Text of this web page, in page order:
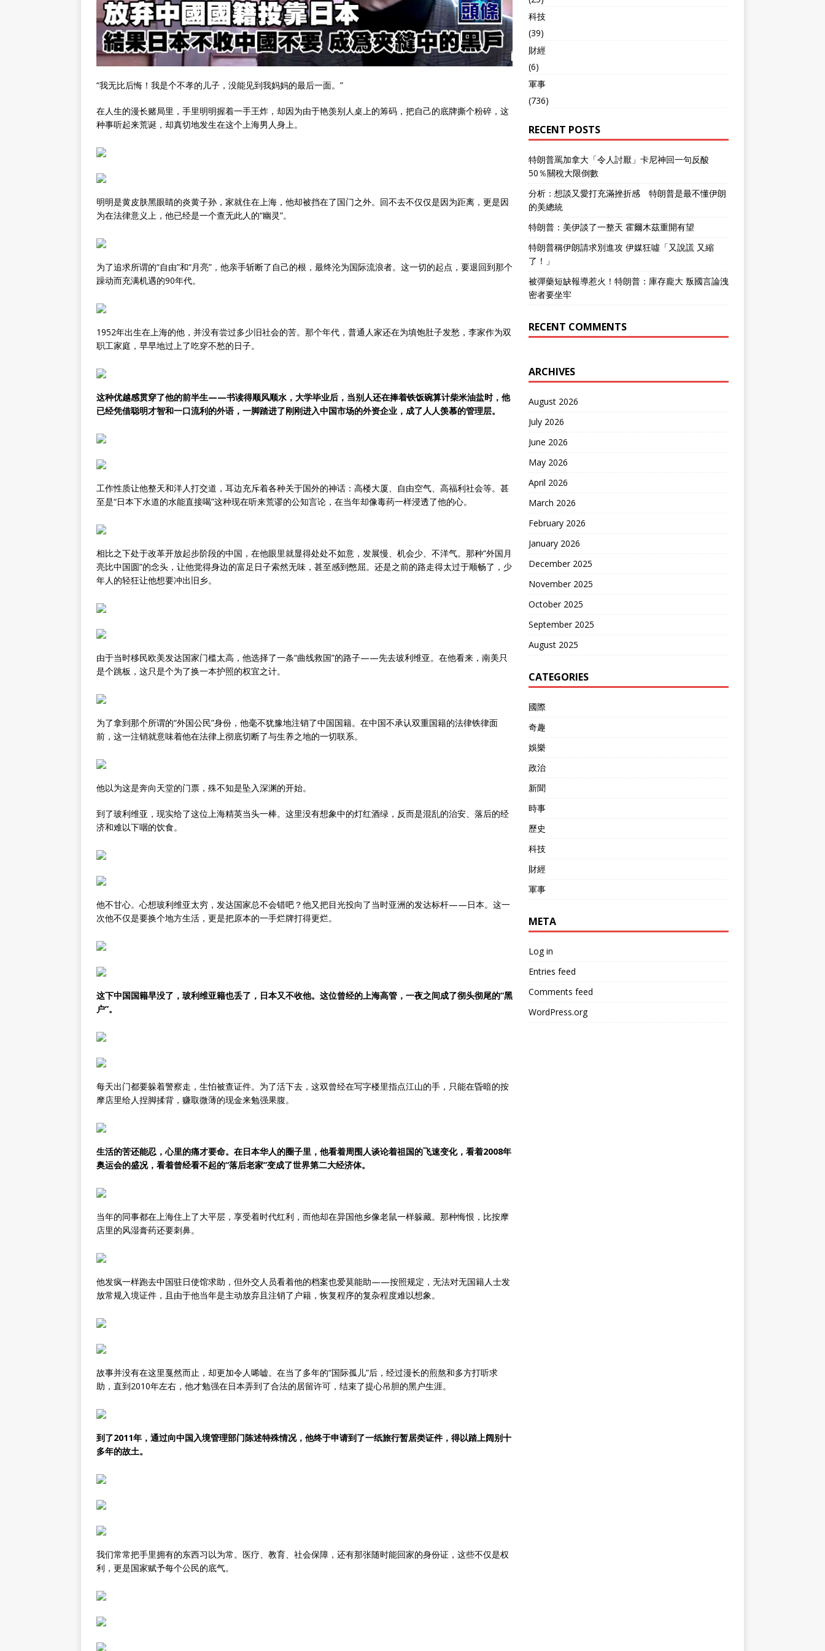
“我无比后悔！我是个不孝的儿子，没能见到我妈妈的最后一面。”
在人生的漫长赌局里，手里明明握着一手王炸，却因为由于艳羡别人桌上的筹码，把自己的底牌撕个粉碎，这
种事听起来荒诞，却真切地发生在这个上海男人身上。
明明是黄皮肤黑眼睛的炎黄子孙，家就住在上海，他却被挡在了国门之外。回不去不仅仅是因为距离，更是因
为在法律意义上，他已经是一个查无此人的“幽灵”。
为了追求所谓的“自由”和“月亮”，他亲手斩断了自己的根，最终沦为国际流浪者。这一切的起点，要退回到那个
躁动而充满机遇的90年代。
1952年出生在上海的他，并没有尝过多少旧社会的苦。那个年代，普通人家还在为填饱肚子发愁，李家作为双
职工家庭，早早地过上了吃穿不愁的日子。
这种优越感贯穿了他的前半生——书读得顺风顺水，大学毕业后，当别人还在捧着铁饭碗算计柴米油盐时，他
已经凭借聪明才智和一口流利的外语，一脚踏进了刚刚进入中国市场的外资企业，成了人人羡慕的管理层。
工作性质让他整天和洋人打交道，耳边充斥着各种关于国外的神话：高楼大厦、自由空气、高福利社会等。甚
至是“日本下水道的水能直接喝”这种现在听来荒谬的公知言论，在当年却像毒药一样浸透了他的心。
相比之下处于改革开放起步阶段的中国，在他眼里就显得处处不如意，发展慢、机会少、不洋气。那种“外国月
亮比中国圆”的念头，让他觉得身边的富足日子索然无味，甚至感到憋屈。还是之前的路走得太过于顺畅了，少
年人的轻狂让他想要冲出旧乡。
由于当时移民欧美发达国家门槛太高，他选择了一条“曲线救国”的路子——先去玻利维亚。在他看来，南美只
是个跳板，这只是个为了换一本护照的权宜之计。
为了拿到那个所谓的“外国公民”身份，他毫不犹豫地注销了中国国籍。在中国不承认双重国籍的法律铁律面
前，这一注销就意味着他在法律上彻底切断了与生养之地的一切联系。
他以为这是奔向天堂的门票，殊不知是坠入深渊的开始。
到了玻利维亚，现实给了这位上海精英当头一棒。这里没有想象中的灯红酒绿，反而是混乱的治安、落后的经
济和难以下咽的饮食。
他不甘心。心想玻利维亚太穷，发达国家总不会错吧？他又把目光投向了当时亚洲的发达标杆——日本。这一
次他不仅是要换个地方生活，更是把原本的一手烂牌打得更烂。
这下中国国籍早没了，玻利维亚籍也丢了，日本又不收他。这位曾经的上海高管，一夜之间成了彻头彻尾的“黑
户”。
每天出门都要躲着警察走，生怕被查证件。为了活下去，这双曾经在写字楼里指点江山的手，只能在昏暗的按
摩店里给人捏脚揉背，赚取微薄的现金来勉强果腹。
生活的苦还能忍，心里的痛才要命。在日本华人的圈子里，他看着周围人谈论着祖国的飞速变化，看着2008年
奥运会的盛况，看着曾经看不起的“落后老家”变成了世界第二大经济体。
当年的同事都在上海住上了大平层，享受着时代红利，而他却在异国他乡像老鼠一样躲藏。那种悔恨，比按摩
店里的风湿膏药还要刺鼻。
他发疯一样跑去中国驻日使馆求助，但外交人员看着他的档案也爱莫能助——按照规定，无法对无国籍人士发
放常规入境证件，且由于他当年是主动放弃且注销了户籍，恢复程序的复杂程度难以想象。
故事并没有在这里戛然而止，却更加令人唏嘘。在当了多年的“国际孤儿”后，经过漫长的煎熬和多方打听求
助，直到2010年左右，他才勉强在日本弄到了合法的居留许可，结束了提心吊胆的黑户生涯。
到了2011年，通过向中国入境管理部门陈述特殊情况，他终于申请到了一纸旅行暂居类证件，得以踏上阔别十
多年的故土。
我们常常把手里拥有的东西习以为常。医疗、教育、社会保障，还有那张随时能回家的身份证，这些不仅是权
利，更是国家赋予每个公民的底气。
科技
(39)
財經
(6)
軍事
(736)
RECENT POSTS
特朗普罵加拿大「令人討厭」卡尼神回一句反酸
50％關稅大限倒數
分析：想談又愛打充滿挫折感 特朗普是最不懂伊朗
的美總統
特朗普：美伊談了一整天 霍爾木茲重開有望
特朗普稱伊朗請求別進攻 伊媒狂噓「又說謊 又縮
了！」
被彈藥短缺報導惹火！特朗普：庫存龐大 叛國言論洩
密者要坐牢
RECENT COMMENTS
ARCHIVES
August 2026
July 2026
June 2026
May 2026
April 2026
March 2026
February 2026
January 2026
December 2025
November 2025
October 2025
September 2025
August 2025
CATEGORIES
國際
奇趣
娛樂
政治
新聞
時事
歷史
科技
財經
軍事
META
Log in
Entries feed
Comments feed
WordPress.org